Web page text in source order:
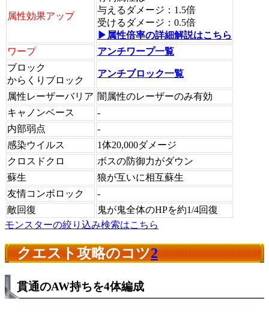
属性効果アップ
与えるダメージ：1.5倍
受けるダメージ：0.5倍
▶属性倍率の詳細解説はこちら
ワープ
アンチワープ一覧
ブロック
からくりブロック
アンチブロック一覧
属性レーザーバリア 闇属性のレーザーのみ有効
キャノンベース
-
内部弱点
-
感染ウイルス
1体20,000ダメージ
クロスドクロ
ボスの防御力がダウン
蘇生
狼が互いに相互蘇生
友情コンボロック
-
敵回復
鬼が鬼全体のHPを約1/4回復
モンスターの絞り込み検索はこちら
クエスト攻略のコツ2
貫通のAW持ちを4体編成